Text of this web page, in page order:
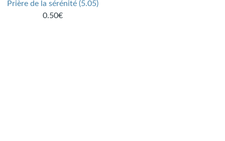
Prière de la sérénité (5.05)
0.50€